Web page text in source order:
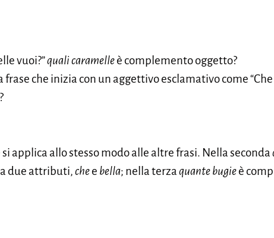
vuoi?”quali caramelleè complemento oggetto?
frase che inizia con un aggettivo esclamativo come
applica allo stesso modo alle altre frasi. Nella seconda
due attributi,chee bella; nella terzaquante bugieè